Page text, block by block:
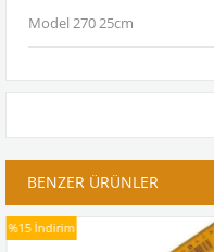
Model 270 25cm
BENZER ÜRÜNLER
İndirim